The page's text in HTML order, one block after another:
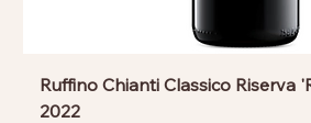
Ruffino Chianti Classico Riserva
2022